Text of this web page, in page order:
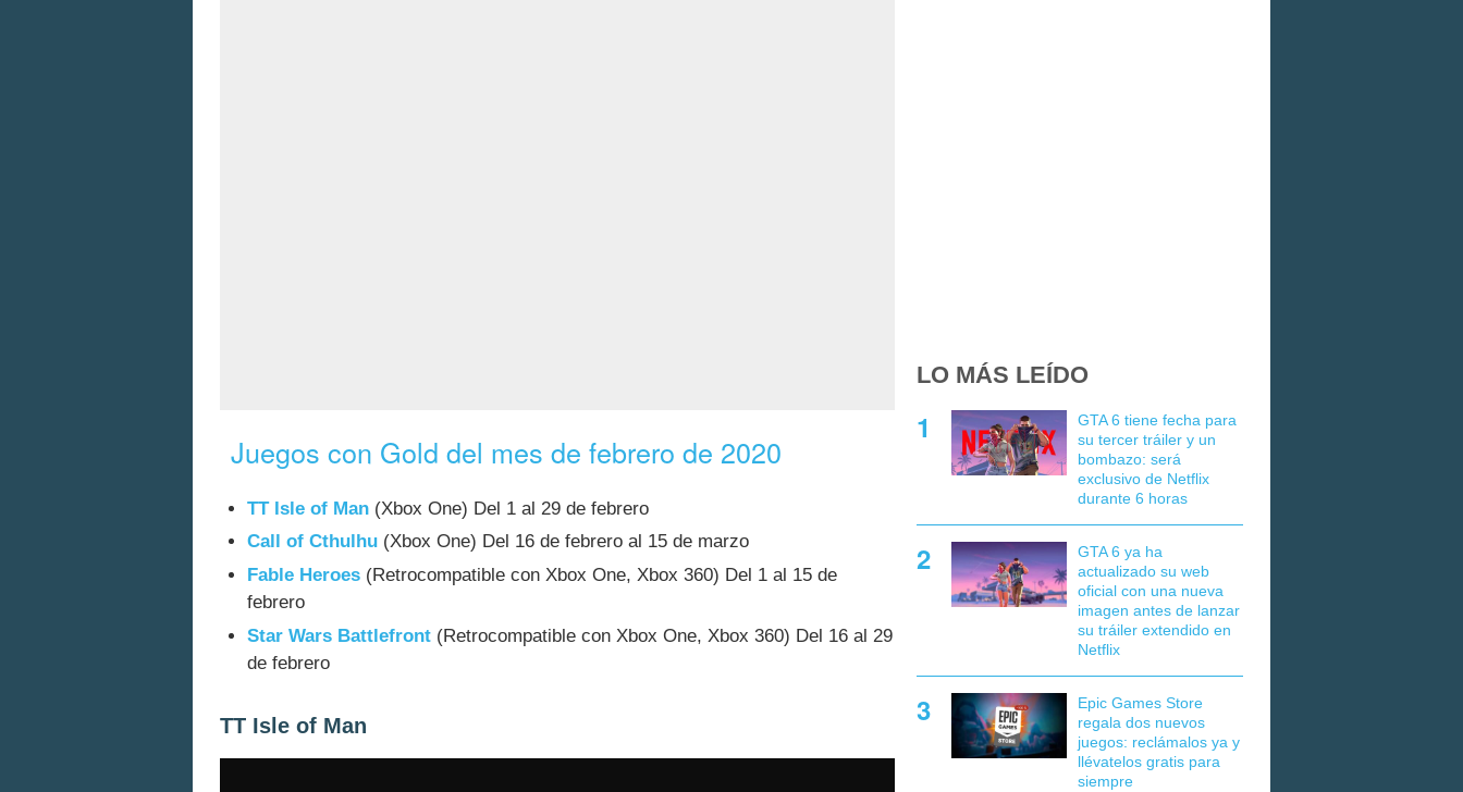
Juegos con Gold del mes de febrero de 2020
TT Isle of Man (Xbox One) Del 1 al 29 de febrero
Call of Cthulhu (Xbox One) Del 16 de febrero al 15 de marzo
Fable Heroes (Retrocompatible con Xbox One, Xbox 360) Del 1 al 15 de
febrero
Star Wars Battlefront (Retrocompatible con Xbox One, Xbox 360) Del 16 al 29
de febrero
TT Isle of Man
LO MÁS LEÍDO
GTA 6 tiene fecha para
su tercer tráiler y un
bombazo: será
exclusivo de Netflix
durante 6 horas
GTA 6 ya ha
actualizado su web
oficial con una nueva
imagen antes de lanzar
su tráiler extendido en
Netflix
Epic Games Store
regala dos nuevos
juegos: reclámalos ya y
llévatelos gratis para
siempre